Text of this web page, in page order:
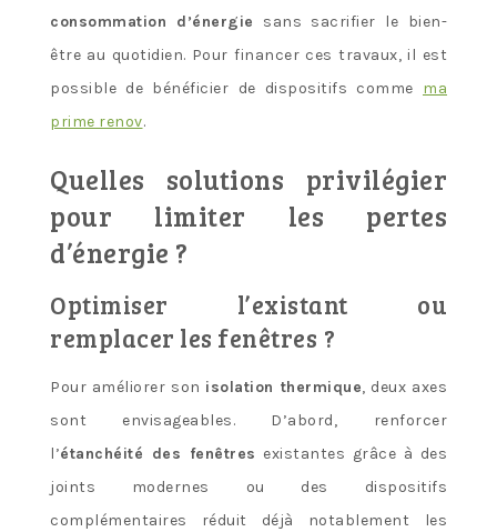
consommation d’énergie
sans sacrifier le bien-
être au quotidien. Pour financer ces travaux, il est
possible de bénéficier de dispositifs comme ma
prime renov.
Quelles solutions privilégier
pour limiter les pertes
d’énergie ?
Optimiser l’existant ou
remplacer les fenêtres ?
Pour améliorer son isolation thermique, deux axes
sont envisageables. D’abord, renforcer
l’étanchéité des fenêtres existantes grâce à des
joints modernes ou des dispositifs
complémentaires réduit déjà notablement les